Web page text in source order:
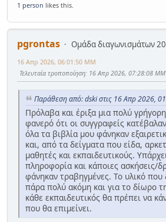
1 person likes this.
pgrontas
Ομάδα διαγωνισμάτων
16 Απρ 2026, 06:01:50 ΜΜ
Τελευταία τροποποίηση: 16 Απρ 2026, 07:28:08
Παράθεση από: dski στις 16 Απρ 2026,
Πρόλαβα και έριξα μια πολύ
φανερό ότι οι συγγραφείς
όλα τα βιβλία μου φάνηκαν
και, από τα δείγματα που είδα,
μαθητές και εκπαιδευτικούς.
πληροφορία και κάποιες ασκήσεις/
φάνηκαν τραβηγμένες. Το υλικό που
πάρα πολύ ακόμη και για το δίωρο
κάθε εκπαιδευτικός θα πρέπει να
που θα επιμείνει.